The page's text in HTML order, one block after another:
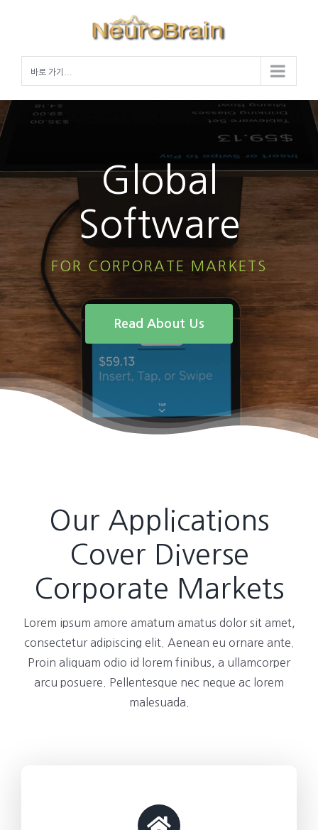
바로 가기...
Global
Software
FOR CORPORATE MARKETS
Read About Us
Our Applications
Cover Diverse
Corporate Markets
Lorem ipsum amore amatum amatus dolor sit amet,
consectetur adipiscing elit. Aenean eu ornare ante.
Proin aliquam odio id lorem finibus, a ullamcorper
arcu posuere. Pellentesque nec neque ac lorem
malesuada.